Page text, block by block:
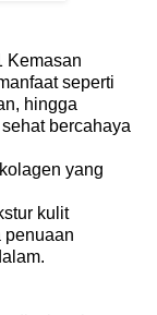
Kemasan
seperti
hingga
bercahaya
yang
kulit
penuaan